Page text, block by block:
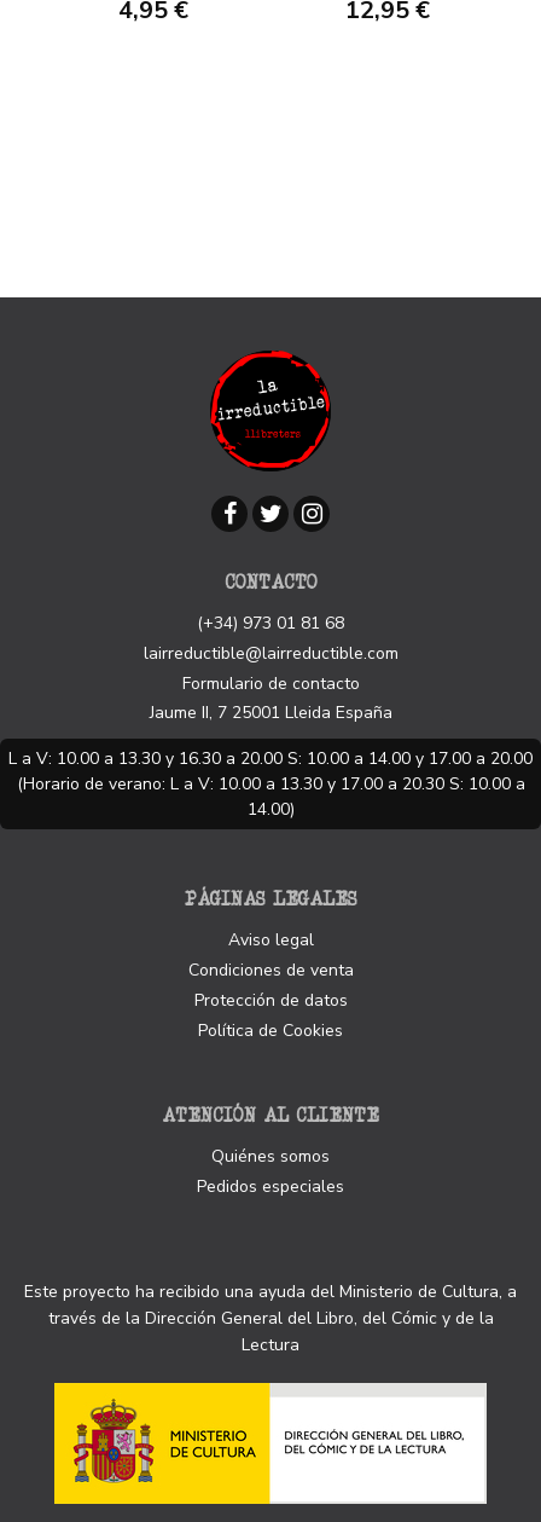
4,95 € 12,95 €
CONTACTO
(+34) 973 01 81 68
lairreductible@lairreductible.com
Formulario de contacto
Jaume II, 7 25001 Lleida España
L a V: 10.00 a 13.30 y 16.30 a 20.00 S: 10.00 a 14.00 y 17.00 a 20.00
(Horario de verano: L a V: 10.00 a 13.30 y 17.00 a 20.30 S: 10.00 a
14.00)
PÁGINAS LEGALES
Aviso legal
Condiciones de venta
Protección de datos
Política de Cookies
ATENCIÓN AL CLIENTE
Quiénes somos
Pedidos especiales
Este proyecto ha recibido una ayuda del Ministerio de Cultura, a
través de la Dirección General del Libro, del Cómic y de la
Lectura